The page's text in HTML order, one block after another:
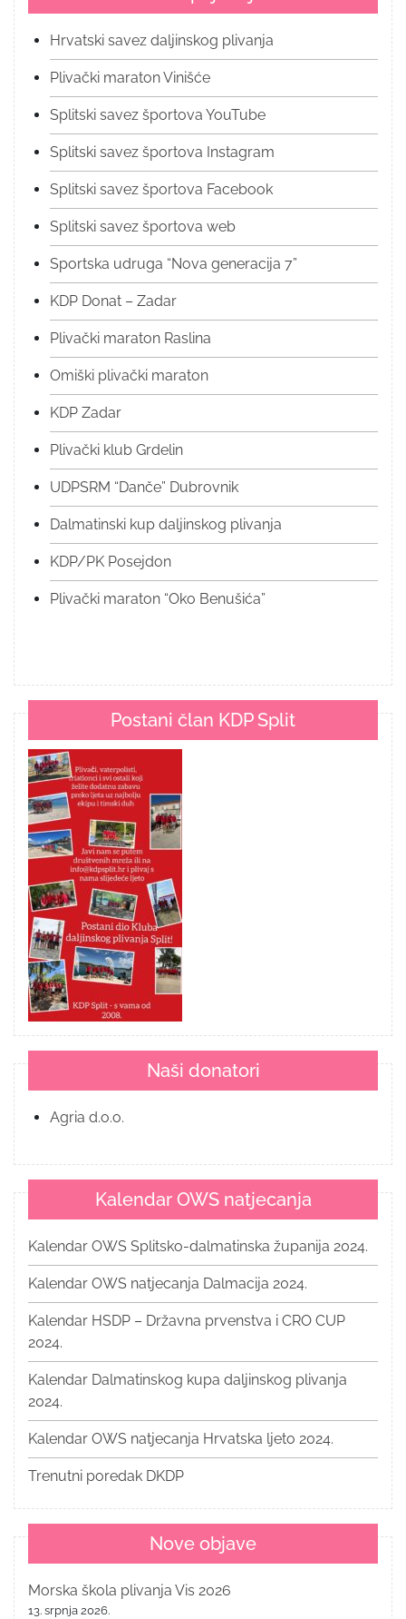
Hrvatski savez daljinskog plivanja
Plivački maraton Vinišće
Splitski savez športova YouTube
Splitski savez športova Instagram
Splitski savez športova Facebook
Splitski savez športova web
Sportska udruga “Nova generacija 7”
KDP Donat – Zadar
Plivački maraton Raslina
Omiški plivački maraton
KDP Zadar
Plivački klub Grdelin
UDPSRM “Danče” Dubrovnik
Dalmatinski kup daljinskog plivanja
KDP/PK Posejdon
Plivački maraton “Oko Benušića”
Postani član KDP Split
Naši donatori
Agria d.o.o.
Kalendar OWS natjecanja
Kalendar OWS Splitsko-dalmatinska županija 2024.
Kalendar OWS natjecanja Dalmacija 2024.
Kalendar HSDP – Državna prvenstva i CRO CUP
2024.
Kalendar Dalmatinskog kupa daljinskog plivanja
2024.
Kalendar OWS natjecanja Hrvatska ljeto 2024.
Trenutni poredak DKDP
Nove objave
Morska škola plivanja Vis 2026
13. srpnja 2026.